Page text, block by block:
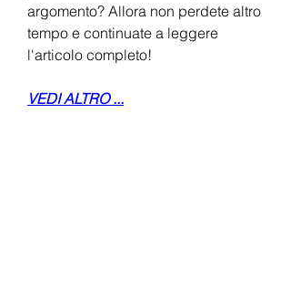
argomento? Allora non perdete altro
tempo e continuate a leggere
l'articolo completo!
VEDI ALTRO ...